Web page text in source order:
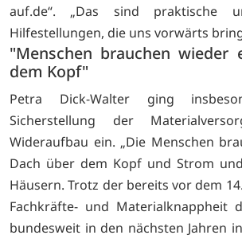
auf.de“. „Das sind praktische
Hilfestellungen, die uns vorwärts
"Menschen brauchen wieder
dem Kopf"
Petra Dick-Walter ging
Sicherstellung der
Wideraufbau ein. „Die Menschen
Dach über dem Kopf und Strom
Häusern. Trotz der bereits vor dem
Fachkräfte- und Materialknappheit
bundesweit in den nächsten Jahren